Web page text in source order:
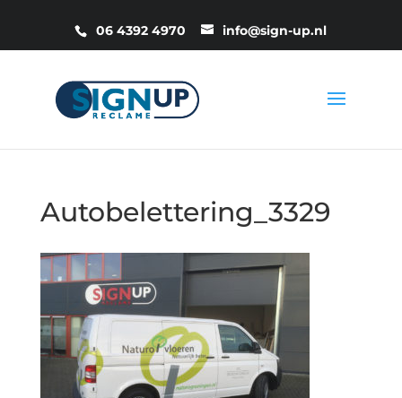
06 4392 4970 info@sign-up.nl
Autobelettering_3329